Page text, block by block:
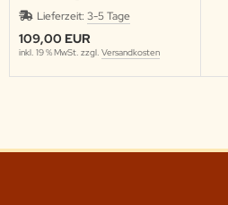
Lieferzeit: 3-5 Tage
109,00 EUR
inkl. 19 % MwSt. zzgl. Versandkosten